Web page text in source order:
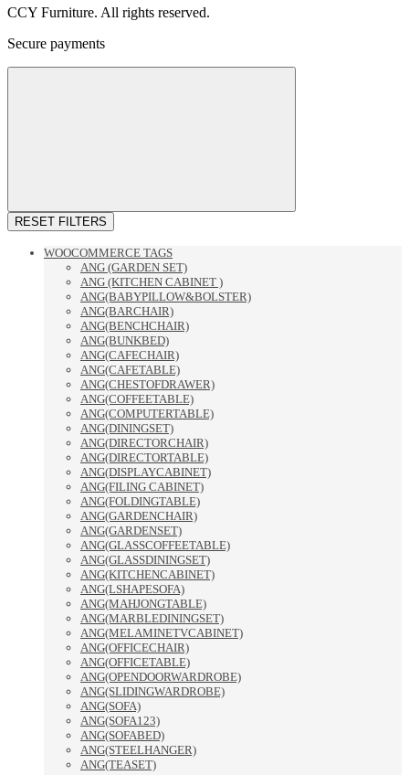
CCY Furniture. All rights reserved.
Secure payments
RESET FILTERS
WOOCOMMERCE TAGS
ANG (GARDEN SET)
ANG (KITCHEN CABINET )
ANG(BABYPILLOW&BOLSTER)
ANG(BARCHAIR)
ANG(BENCHCHAIR)
ANG(BUNKBED)
ANG(CAFECHAIR)
ANG(CAFETABLE)
ANG(CHESTOFDRAWER)
ANG(COFFEETABLE)
ANG(COMPUTERTABLE)
ANG(DININGSET)
ANG(DIRECTORCHAIR)
ANG(DIRECTORTABLE)
ANG(DISPLAYCABINET)
ANG(FILING CABINET)
ANG(FOLDINGTABLE)
ANG(GARDENCHAIR)
ANG(GARDENSET)
ANG(GLASSCOFFEETABLE)
ANG(GLASSDININGSET)
ANG(KITCHENCABINET)
ANG(LSHAPESOFA)
ANG(MAHJONGTABLE)
ANG(MARBLEDININGSET)
ANG(MELAMINETVCABINET)
ANG(OFFICECHAIR)
ANG(OFFICETABLE)
ANG(OPENDOORWARDROBE)
ANG(SLIDINGWARDROBE)
ANG(SOFA)
ANG(SOFA123)
ANG(SOFABED)
ANG(STEELHANGER)
ANG(TEASET)